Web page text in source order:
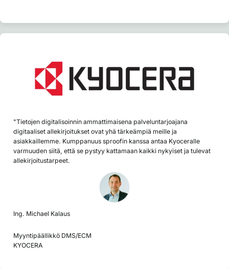
"Tietojen digitalisoinnin ammattimaisena palveluntarjoajana
digitaaliset allekirjoitukset ovat yhä tärkeämpiä meille ja
asiakkaillemme. Kumppanuus sproofin kanssa antaa Kyoceralle
varmuuden siitä, että se pystyy kattamaan kaikki nykyiset ja tulevat
allekirjoitustarpeet.
Ing. Michael Kalaus
Myyntipäällikkö DMS/ECM
KYOCERA